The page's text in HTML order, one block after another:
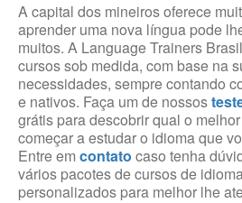
A capital dos mineiros oferece
aprender uma nova língua pode
muitos. A Language Trainers
cursos sob medida, com base na
necessidades, sempre contando
e nativos. Faça um de nossos
grátis para descobrir qual o
começar a estudar o idioma que
Entre em contato caso tenha
vários pacotes de cursos de
personalizados para melhor lhe